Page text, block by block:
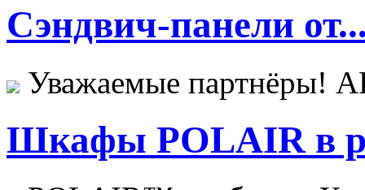
Сэндвич-панели
Уважаемые
Шкафы POLAIR в